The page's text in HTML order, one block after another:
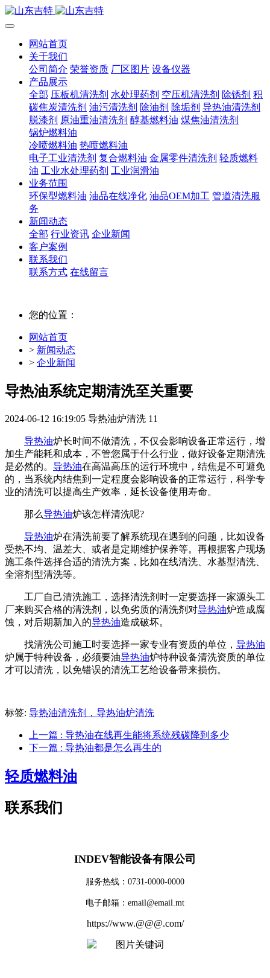
网站首页
关于我们
公司简介 荣誉资质 厂区图片 设备仪器
产品展示
全部 压板机清洗剂 水处理药剂 空压机清洗剂 除锈剂 积
碳焦炭清洗剂 油污清洗剂 除油剂 除垢剂 导热油清洗剂
脱漆剂 原油重油清洗剂 醇基燃料油 煤焦油清洗剂
锅炉燃料油
冷喷燃料油 热喷燃料油
电子工业清洗剂 复合燃料油 金属零件清洗剂 轻质燃料
油 工业水处理药剂 工业润滑油
业务范围
环保型燃料油 油品在线净化 油品OEM加工 管道清洗服
务
新闻动态
全部 行业资讯 企业新闻
客户案例
联系我们
联系方式 在线留言
您的位置：
网站首页
> 新闻动态
> 企业新闻
导热油系统定期清洗至关重要
2024-06-12 16:19:05 导热油炉清洗 11
导热油炉长时间不做清洗，不仅会影响设备正常运行，增
加生产能耗和成本，不管您属于什么行业，做好设备定期清洗
是必然的。 导热油在高温高压的运行环境中，结焦是不可避免
的，当系统内结焦到一定程度会影响设备的正常运行，科学专
业的清洗可以提高生产效率，延长设备使用寿命。
那么导热油炉该怎样清洗呢?
导热油炉在清洗前要了解系统现在遇到的问题，比如设备
受热不均、温差大、或者是定期维护保养等。再根据客户现场
施工条件选择合适的清洗方案，比如在线清洗、水基型清洗、
全溶剂型清洗等。
工厂自己清洗施工，选择清洗剂时一定要选择一家源头工
厂来购买合格的清洗剂，以免劣质的清洗剂对导热油炉造成腐
蚀，对后期新加入的导热油造成破坏。
找清洗公司施工时要选择一家专业有资质的单位， 导热油
炉属于特种设备，必须要油导热油炉特种设备清洗资质的单位
才可以清洗，以免错误的清洗工艺给设备带来损伤。
标签: 导热油清洗剂，导热油炉清洗
上一篇 : 导热油在线再生能将系统残碳降到多少
下一篇 : 导热油都是怎么再生的
轻质燃料油
联系我们
INDEV智能设备有限公司
服务热线：0731-0000-0000
电子邮箱：email@email.mt
https://www.@@@.com/